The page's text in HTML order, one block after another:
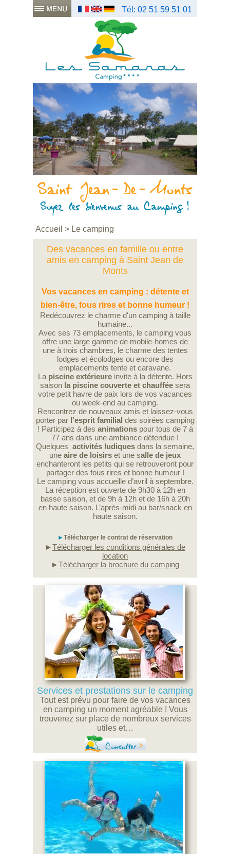
Tél: 02 51 59 51 01
Accueil > Le camping
Des vacances en famille ou entre
amis en camping à Saint Jean de
Monts
Vos vacances en camping : détente et
bien-être, fous rires et bonne humeur !
Redécouvrez le charme d'un camping à taille
humaine...
Avec ses 73 emplacements, le camping vous
offre une large gamme de mobile-homes de
une à trois chambres, le charme des tentes
lodges et écolodges ou encore des
emplacements tente et caravane.
La piscine extérieureinvite à la détente. Hors
saison la piscine couverte et chauffée sera
votre petit havre de paix lors de vos vacances
ou week-end au camping.
Rencontrez de nouveaux amis et laissez-vous
porter par l'esprit familial des soirées camping
! Participez à des animationspour tous de 7 à
77 ans dans une ambiance détendue !
Quelques activités ludiques dans la semaine,
une aire de loisirs et une salle de jeux
enchanteront les petits qui se retrouveront pour
partager des fous rires et bonne humeur !
Le camping vous accueille d’avril à septembre.
La réception est ouverte de 9h30 à 12h en
basse saison, et de 9h à 12h et de 16h à 20h
en haute saison. L’après-midi au bar/snack en
haute saison.
►Télécharger le contrat de réservation
►Télécharger les conditions générales de
location
►Télécharger la brochure du camping
Services et prestations sur le camping
Tout est prévu pour faire de vos vacances
en camping un moment agréable ! Vous
trouverez sur place de nombreux services
utiles et…
Consulter